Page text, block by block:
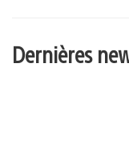
Dernières